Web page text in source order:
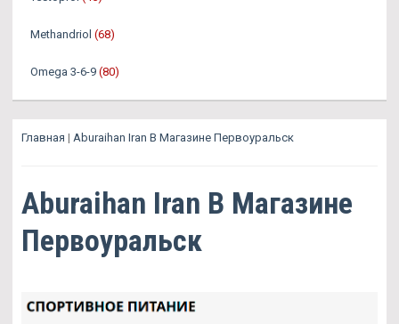
Methandriol (68)
Omega 3-6-9 (80)
Главная | Aburaihan Iran В Магазине Первоуральск
Aburaihan Iran В Магазине
Первоуральск